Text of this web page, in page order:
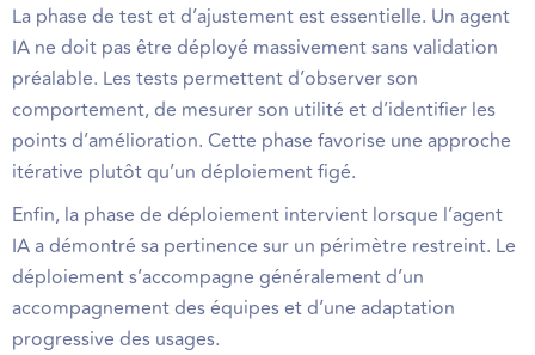
La phase de test et d’ajustement est essentielle. Un agent
IA ne doit pas être déployé massivement sans validation
préalable. Les tests permettent d’observer son
comportement, de mesurer son utilité et d’identifier les
points d’amélioration. Cette phase favorise une approche
itérative plutôt qu’un déploiement figé.
Enfin, la phase de déploiement intervient lorsque l’agent
IA a démontré sa pertinence sur un périmètre restreint. Le
déploiement s’accompagne généralement d’un
accompagnement des équipes et d’une adaptation
progressive des usages.